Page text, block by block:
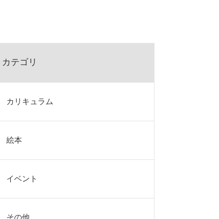
カテゴリ
カリキュラム
絵本
イベント
その他